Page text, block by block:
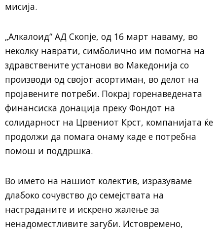
мисија.
„Алкалоид“ АД Скопје, од 16 март наваму, во
неколку наврати, симболично им помогна на
здравствените установи во Македонија со
производи од својот асортиман, во делот на
пројавените потреби. Покрај горенаведената
финансиска донација преку Фондот на
солидарност на Црвениот Крст, компанијата ќе
продолжи да помага онаму каде е потребна
помош и поддршка.
Во името на нашиот колектив, изразуваме
длабоко сочувство до семејствата на
настраданите и искрено жалење за
ненадоместливите загуби. Истовремено,